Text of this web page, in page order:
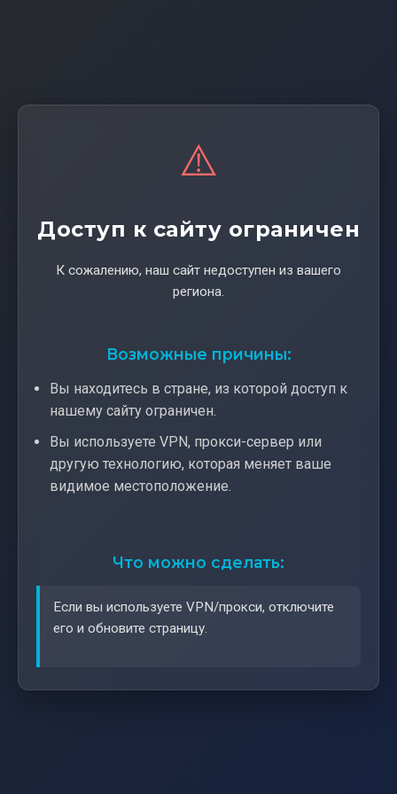
⚠️
Доступ к сайту ограничен
К сожалению, наш сайт недоступен из вашего
региона.
Возможные причины:
Вы находитесь в стране, из которой доступ к
нашему сайту ограничен.
Вы используете VPN, прокси-сервер или
другую технологию, которая меняет ваше
видимое местоположение.
Что можно сделать:
Если вы используете VPN/прокси, отключите
его и обновите страницу.